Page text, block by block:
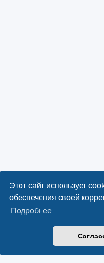
Этот сайт использует
обеспечения своей
Подробнее